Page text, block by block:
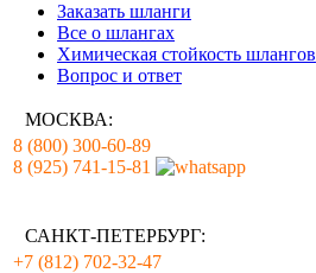
Заказать шланги
Все о шлангах
Химическая стойкость шлангов
Вопрос и ответ
МОСКВА:
8 (800) 300-60-89
8 (925) 741-15-81
САНКТ-ПЕТЕРБУРГ:
+7 (812) 702-32-47